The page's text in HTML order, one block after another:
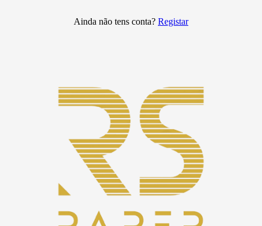
Ainda não tens conta? Registar